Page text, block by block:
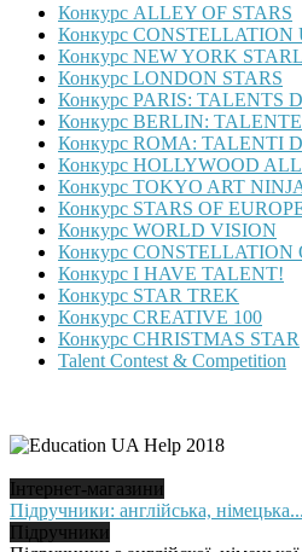
Конкурс ALLEY OF STARS
Конкурс CONSTELLATION
Конкурс NEW YORK
Конкурс LONDON STARS
Конкурс PARIS: TALENTS
Конкурс BERLIN:
Конкурс ROMA: TALENTI
Конкурс HOLLYWOOD
Конкурс TOKYO ART
Конкурс STARS OF
Конкурс WORLD VISION
Конкурс
Конкурс I HAVE TALENT!
Конкурс STAR TREK
Конкурс CREATIVE 100
Конкурс CHRISTMAS STAR
Talent Contest & Competition
Інтернет-магазини
Підручники: англійська, німецька...
Підручники